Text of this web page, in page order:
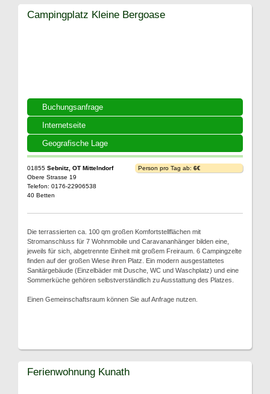
Buchungsanfrage
Internetseite
Geografische Lage
Campingplatz Kleine Bergoase
01855 Sebnitz, OT Mittelndorf
Obere Strasse 19
Telefon: 0176-22906538
40 Betten
Person pro Tag ab: 6€
Die terrassierten ca. 100 qm großen Komfortstellflächen mit
Stromanschluss für 7 Wohnmobile und Caravananhänger bilden eine,
jeweils für sich, abgetrennte Einheit mit großem Freiraum. 6 Campingzelte
finden auf der großen Wiese ihren Platz. Ein modern ausgestattetes
Sanitärgebäude (Einzelbäder mit Dusche, WC und Waschplatz) und eine
Sommerküche gehören selbstverständlich zu Ausstattung des Platzes.
Einen Gemeinschaftsraum können Sie auf Anfrage nutzen.
Ferienwohnung Kunath